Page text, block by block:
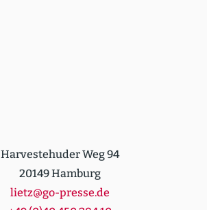
Harvestehuder Weg 94
20149 Hamburg
lietz@go-presse.de